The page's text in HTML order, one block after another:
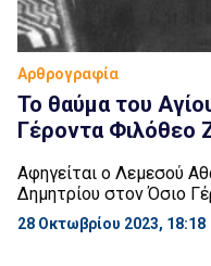
Αρθρογραφία
Το θαύμα του
Γέροντα Φιλόθεο
Αφηγείται ο Λεμεσού
Δημητρίου στον Όσιο
Οκτώβριο του 1978 ενώ
επισκέφτηκα το
28 Οκτωβρίου 2023, 18:18